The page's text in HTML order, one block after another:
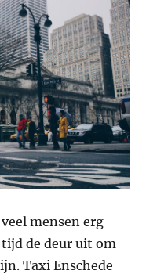
mensen erg
de deur uit om
Taxi Enschede